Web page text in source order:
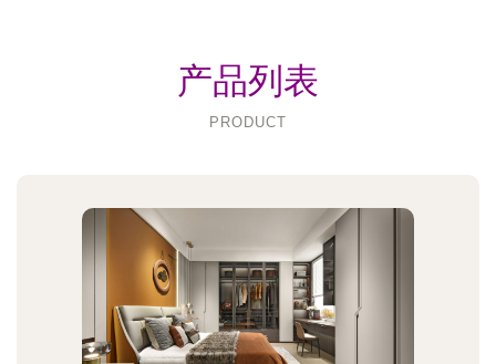
产品列表
PRODUCT